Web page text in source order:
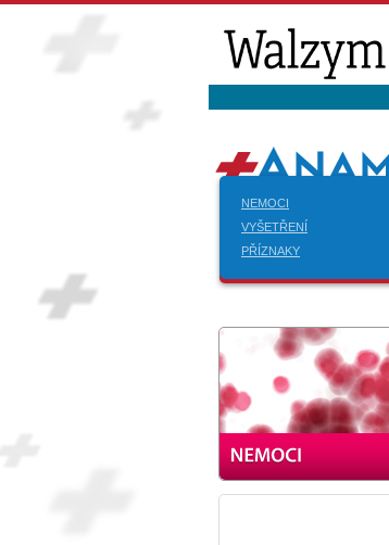
NEMOCI
VYŠETŘENÍ
PŘÍZNAKY